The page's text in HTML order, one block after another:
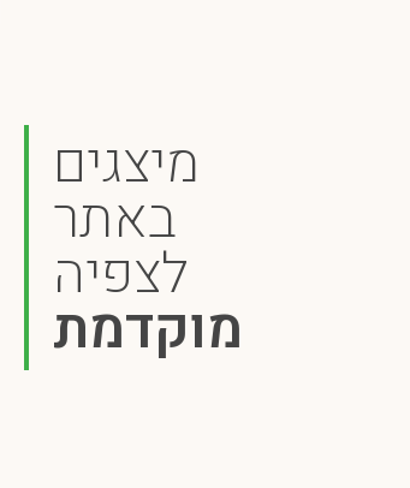
מיצגים
באתר
לצפיה
מוקדמת